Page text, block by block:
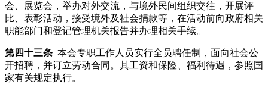
会、展览会，举办对外交流，与境外民间组织交往，开展评
比、表彰活动，接受境外及社会捐款等，在活动前向政府相关
职能部门和登记管理机关报告并办理相关手续。
第四十三条 本会专职工作人员实行全员聘任制，面向社会公
开招聘，并订立劳动合同。其工资和保险、福利待遇，参照国
家有关规定执行。